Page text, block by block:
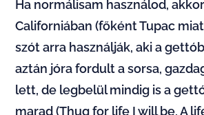
Ha normálisam használod,
Californiában (főként Tupac
szót arra használják, aki a
aztán jóra fordult a sorsa,
lett, de legbelül mindig is a
marad (Thug for life I will be, A